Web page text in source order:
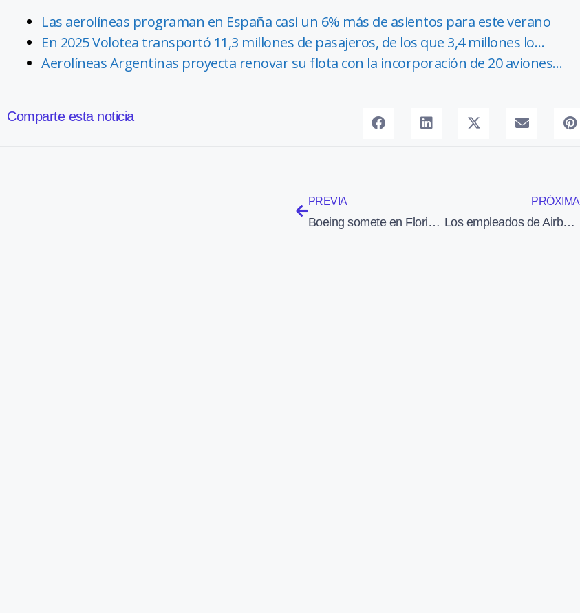
Las aerolíneas programan en España casi un 6% más de asientos para este verano
En 2025 Volotea transportó 11,3 millones de pasajeros, de los que 3,4 millones lo…
Aerolíneas Argentinas proyecta renovar su flota con la incorporación de 20 aviones…
Comparte esta noticia
PREVIA
Boeing somete en Florida uno de sus 787 Dreamliner a pruebas de clima extremo
PRÓXIMA
Los empleados de Airbus en Francia han hecho hoy jornada de huelga